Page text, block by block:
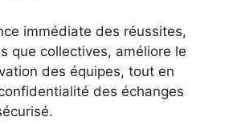
immédiate des réussites,
que collectives, améliore le
des équipes, tout en
des échanges